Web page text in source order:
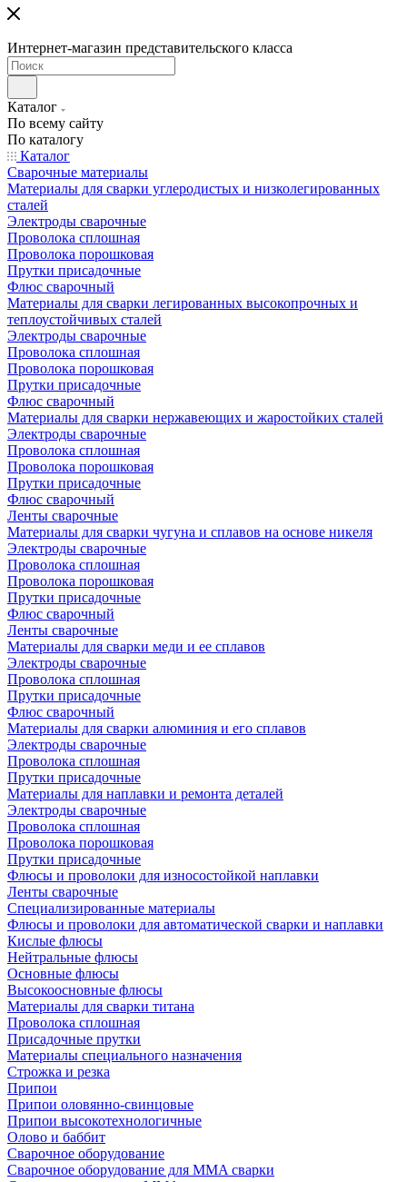
Интернет-магазин представительского класса
Каталог
По всему сайту
По каталогу
Каталог
Сварочные материалы
Материалы для сварки углеродистых и низколегированных
сталей
Электроды сварочные
Проволока сплошная
Проволока порошковая
Прутки присадочные
Флюс сварочный
Материалы для сварки легированных высокопрочных и
теплоустойчивых сталей
Электроды сварочные
Проволока сплошная
Проволока порошковая
Прутки присадочные
Флюс сварочный
Материалы для сварки нержавеющих и жаростойких сталей
Электроды сварочные
Проволока сплошная
Проволока порошковая
Прутки присадочные
Флюс сварочный
Ленты сварочные
Материалы для сварки чугуна и сплавов на основе никеля
Электроды сварочные
Проволока сплошная
Проволока порошковая
Прутки присадочные
Флюс сварочный
Ленты сварочные
Материалы для сварки меди и ее сплавов
Электроды сварочные
Проволока сплошная
Прутки присадочные
Флюс сварочный
Материалы для сварки алюминия и его сплавов
Электроды сварочные
Проволока сплошная
Прутки присадочные
Материалы для наплавки и ремонта деталей
Электроды сварочные
Проволока сплошная
Проволока порошковая
Прутки присадочные
Флюсы и проволоки для износостойкой наплавки
Ленты сварочные
Специализированные материалы
Флюсы и проволоки для автоматической сварки и наплавки
Кислые флюсы
Нейтральные флюсы
Основные флюсы
Высокоосновные флюсы
Материалы для сварки титана
Проволока сплошная
Присадочные прутки
Материалы специального назначения
Строжка и резка
Припои
Припои оловянно-свинцовые
Припои высокотехнологичные
Олово и баббит
Сварочное оборудование
Сварочное оборудование для MMA сварки